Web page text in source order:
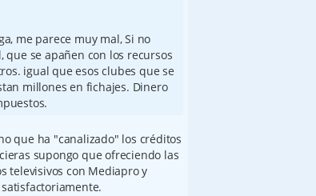
me parece muy mal, Si no
se apañen con los recursos
igual que esos clubes que se
millones en fichajes. Dinero
que ha "canalizado" los créditos
supongo que ofreciendo las
televisivos con Mediapro y